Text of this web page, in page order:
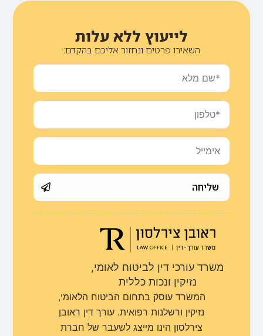
לייעוץ ללא עלות
השאירו פרטים ונחזור אליכם בהקדם:
שליחה
משרד עורכי דין לביטוח לאומי,
נזיקין ונכות כללית
המשרד עוסק בתחום הביטוח הלאומי,
נזיקין ורשלנות רפואית. עורך דין ראובן
צירלסון הינו מייצג לשעבר של חברת